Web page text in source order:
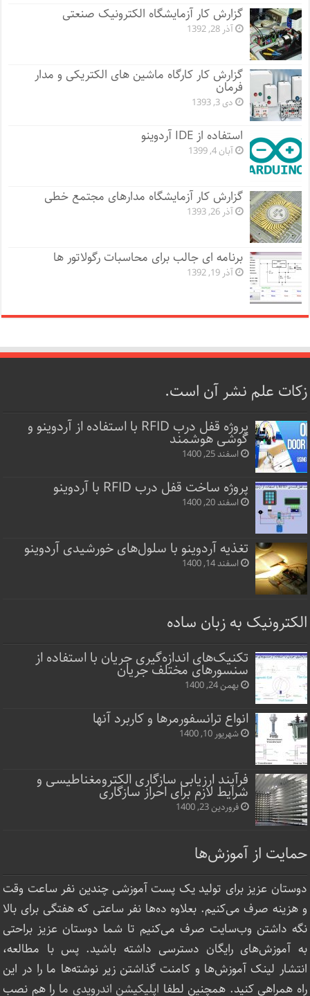
گزارش کار آزمایشگاه الکترونیک صنعتی
آذر 28, 1392
گزارش کار کارگاه ماشین های الکتریکی و مدار
فرمان
دی 3, 1393
استفاده از IDE آردوینو
آبان 4, 1399
گزارش کار آزمایشگاه مدارهای مجتمع خطی
آذر 26, 1393
برنامه ای جالب برای محاسبات رگولاتور ها
آذر 19, 1392
زکات علم نشر آن است.
پروژه قفل‌ درب RFID با استفاده از آردوینو و
گوشی هوشمند
اسفند 25, 1400
پروژه ساخت قفل‌ درب RFID با آردوینو
اسفند 20, 1400
تغذیه آردوینو با سلول‌های خورشیدی آردوینو
اسفند 14, 1400
الکترونیک به زبان ساده
تکنیک‌های اندازه‌گیری جریان با استفاده از
سنسورهای مختلف جریان
بهمن 24, 1400
انواع ترانسفورمرها و کاربرد آنها
شهریور 10, 1400
فرآیند ارزیابی سازگاری الکترومغناطیسی و
شرایط لازم برای احراز سازگاری
فروردین 23, 1400
حمایت از آموزش‌ها
دوستان عزیز برای تولید یک پست آموزشی چندین نفر ساعت‌ وقت
و هزینه صرف می‌کنیم. بعلاوه ده‌ها نفر ساعتی که هفتگی برای بالا
نگه داشتن وب‌سایت صرف ‌می‌کنیم تا شما دوستان عزیز براحتی
به آموزش‌های رایگان دسترسی داشته باشید. پس با مطالعه،
انتشار لینک‌ آموزش‌ها و کامنت گذاشتن زیر نوشته‌‌ها ما را در این
راه همراهی کنید. همچنین لطفا اپلیکیشن اندرویدی ما را هم نصب